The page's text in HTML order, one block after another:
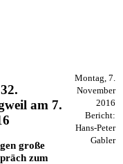
am 7.
große
zum
Montag, 7.
November
2016
Bericht:
Hans-Peter
Gabler